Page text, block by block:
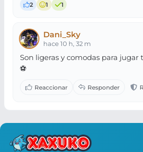
2 1 1
Dani_Sky
hace 10 h, 32 m
Son ligeras y comodas para jugar
⚽️